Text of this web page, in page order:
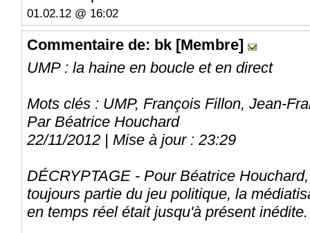
01.02.12 @ 16:02
Commentaire de: bk [Membre]
UMP : la haine en boucle et en direct
Mots clés : UMP, François Fillon, Jean-
Par Béatrice Houchard
22/11/2012 | Mise à jour : 23:29
DÉCRYPTAGE - Pour Béatrice
toujours partie du jeu politique, la
en temps réel était jusqu'à présent inédite.